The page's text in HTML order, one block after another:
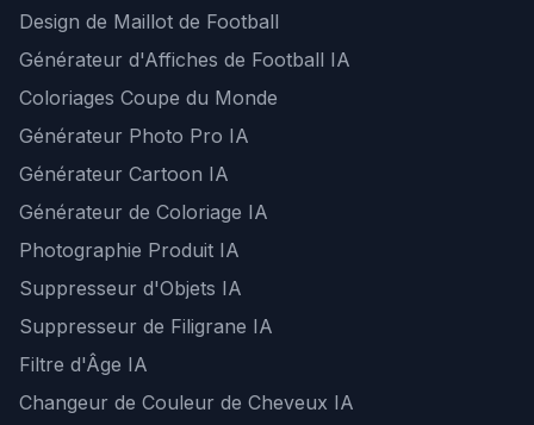
Design de Maillot de Football
Générateur d'Affiches de Football IA
Coloriages Coupe du Monde
Générateur Photo Pro IA
Générateur Cartoon IA
Générateur de Coloriage IA
Photographie Produit IA
Suppresseur d'Objets IA
Suppresseur de Filigrane IA
Filtre d'Âge IA
Changeur de Couleur de Cheveux IA